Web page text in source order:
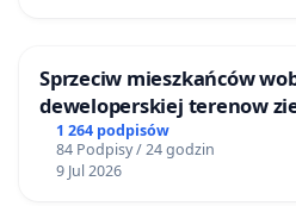
Sprzeciw mieszkańców
deweloperskiej terenow
Bulwarów Straceńskich w
1 264 podpisów
84 Podpisy / 24 godzin
9 Jul 2026